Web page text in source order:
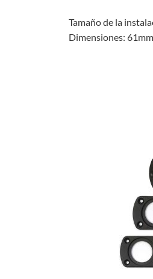
Tamaño de la
Dimensiones: